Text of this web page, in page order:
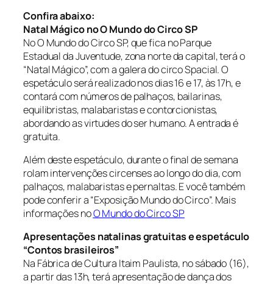
Confira abaixo:
Natal Mágico no O Mundo do Circo SP
No O Mundo do Circo SP, que fica no Parque
Estadual da Juventude, zona norte da capital, terá o
“Natal Mágico”, com a galera do circo Spacial. O
espetáculo será realizado nos dias 16 e 17, às 17h, e
contará com números de palhaços, bailarinas,
equilibristas, malabaristas e contorcionistas,
abordando as virtudes do ser humano. A entrada é
gratuita.
Além deste espetáculo, durante o final de semana
rolam intervenções circenses ao longo do dia, com
palhaços, malabaristas e pernaltas. E você também
pode conferir a “Exposição Mundo do Circo”. Mais
informações noO Mundo do Circo SP
Apresentações natalinas gratuitas e espetáculo
“Contos brasileiros”
Na Fábrica de Cultura Itaim Paulista, no sábado (16),
a partir das 13h, terá apresentação de dança dos